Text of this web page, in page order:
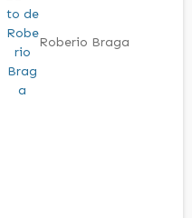
Roberio Braga